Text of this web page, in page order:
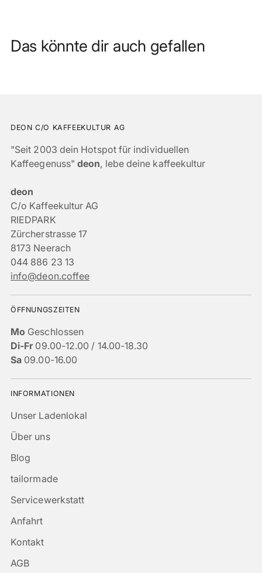
Das könnte dir auch gefallen
DEON C/O KAFFEEKULTUR AG
"Seit 2003 dein Hotspot für individuellen
Kaffeegenuss"deon, lebe deine kaffeekultur
deon
C/o Kaffeekultur AG
RIEDPARK
Zürcherstrasse 17
8173 Neerach
044 886 23 13
info@deon.coffee
ÖFFNUNGSZEITEN
Mo Geschlossen
Di-Fr09.00-12.00 / 14.00-18.30
Sa 09.00-16.00
INFORMATIONEN
Unser Ladenlokal
Über uns
Blog
tailormade
Servicewerkstatt
Anfahrt
Kontakt
AGB